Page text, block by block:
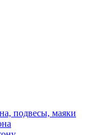
подвесы, маяки